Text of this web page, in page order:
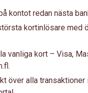
kontot redan nästa
kortinlösare med
vanliga kort – Visa,
över alla